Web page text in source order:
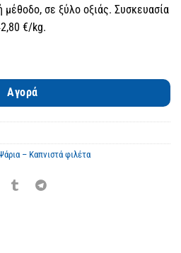
μέθοδο, σε ξύλο οξιάς. Συσκευασία
€/kg.
ποσότητα
Αγορά
– Καπνιστά φιλέτα